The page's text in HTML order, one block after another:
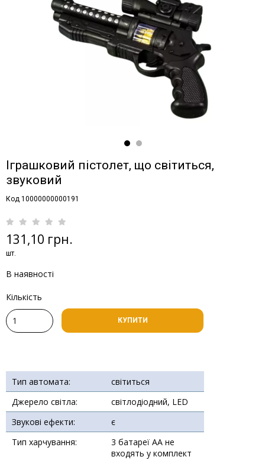
Іграшковий пістолет, що світиться,
звуковий
Код 10000000000191
131,10 грн.
шт.
В наявності
Кількість
КУПИТИ
Тип автомата:
світиться
Джерело світла:
світлодіодний, LED
Звукові ефекти:
є
Тип харчування:
3 батареї АА не
входять у комплект